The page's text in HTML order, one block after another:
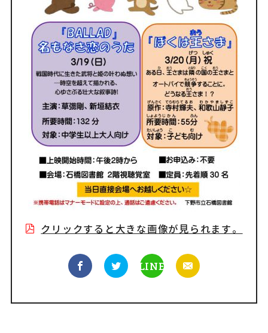
クリックすると大きな画像が見られます。
LINE